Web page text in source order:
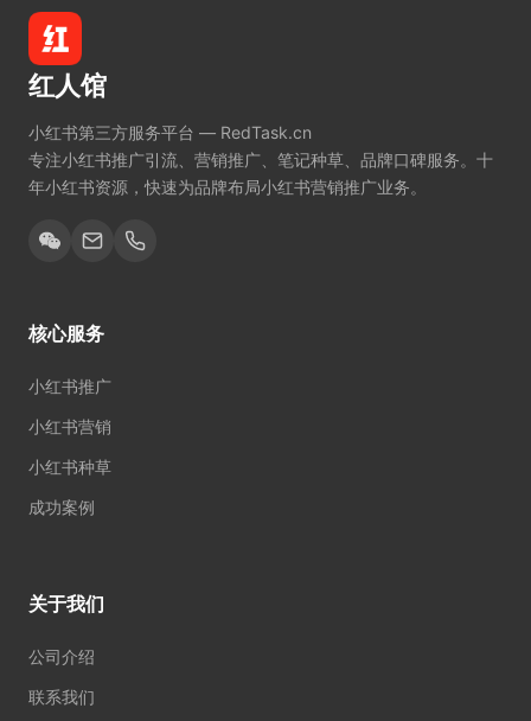
红人馆
小红书第三方服务平台 — RedTask.cn
专注小红书推广引流、营销推广、笔记种草、品牌口碑服务。十
年小红书资源，快速为品牌布局小红书营销推广业务。
核心服务
小红书推广
小红书营销
小红书种草
成功案例
关于我们
公司介绍
联系我们